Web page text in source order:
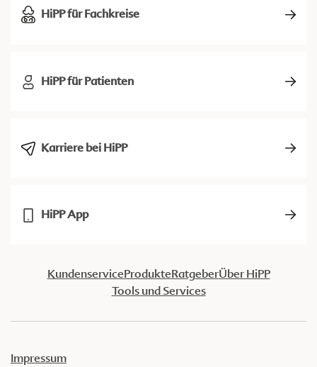
HiPP für Fachkreise
HiPP für Patienten
Karriere bei HiPP
HiPP App
KundenserviceProdukteRatgeberÜber HiPP
Tools und Services
Impressum